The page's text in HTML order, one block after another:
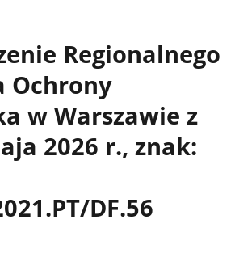
Regionalnego
Ochrony
w Warszawie z
2026 r., znak:
DF.56